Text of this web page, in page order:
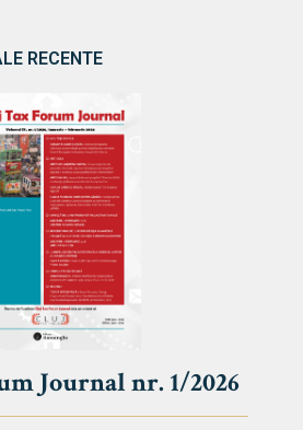
RECENTE
Journal nr. 1/2026